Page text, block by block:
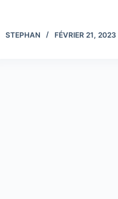
STEPHAN FÉVRIER 21, 2023